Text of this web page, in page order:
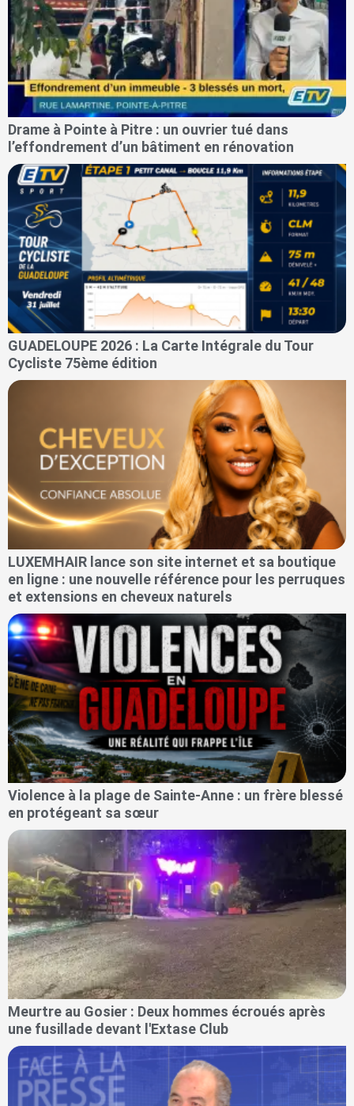
Drame à Pointe à Pitre : un ouvrier tué dans
l’effondrement d’un bâtiment en rénovation
GUADELOUPE 2026 : La Carte Intégrale du Tour
Cycliste 75ème édition
LUXEMHAIR lance son site internet et sa boutique
en ligne : une nouvelle référence pour les perruques
et extensions en cheveux naturels
Violence à la plage de Sainte-Anne : un frère blessé
en protégeant sa sœur
Meurtre au Gosier : Deux hommes écroués après
une fusillade devant l'Extase Club